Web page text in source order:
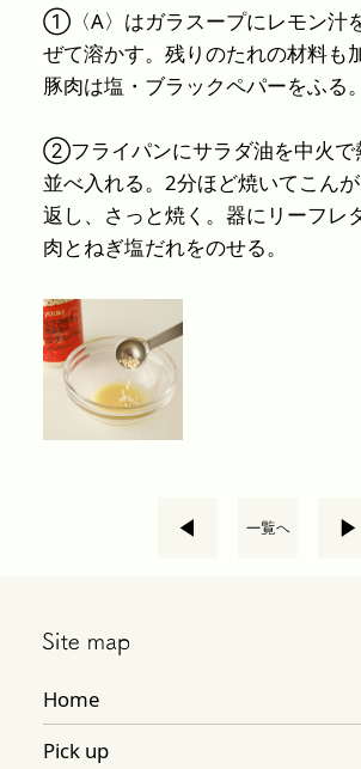
①〈A〉はガラスープにレモン汁
ぜて溶かす。残りのたれの材料も
豚肉は塩・ブラックペパーをふる。
②フライパンにサラダ油を中火で
並べ入れる。2分ほど焼いてこん
返し、さっと焼く。器にリーフレ
肉とねぎ塩だれをのせる。
Home
Pick up